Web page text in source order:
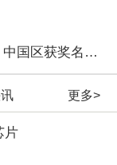
MDPI 2026参会旅行奖 (Travel Award) 中国区获奖名单公布！
更多>
片